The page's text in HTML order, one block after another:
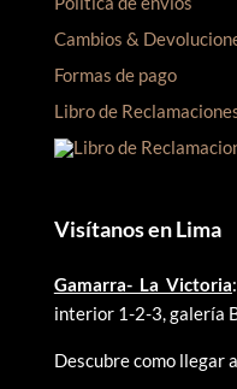
Cambios &
Formas de pago
Libro de
Visítanos en Lima
Gamarra- La Victoria
interior 1-2-3, galería
Descubre como llegar